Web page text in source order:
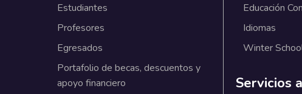
Estudiantes
Profesores
Egresados
Portafolio de becas, descuentos y
apoyo financiero
Educación
Idiomas
Winter
Servicios